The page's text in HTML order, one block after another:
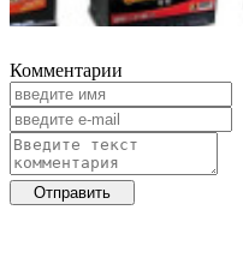
Комментарии